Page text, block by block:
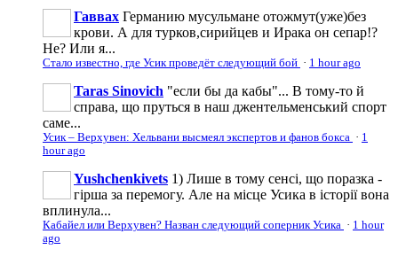
Гаввах Германию мусульмане отожмут(уже)без
крови. А для турков,сирийцев и Ирака он сепар!?
Не? Или я...
Стало известно, где Усик проведёт следующий бой · 1 hour ago
Taras Sinovich "если бы да кабы"... В тому-то й
справа, що пруться в наш джентельменський спорт
саме...
Усик – Верхувен: Хельвани высмеял экспертов и фанов бокса · 1
hour ago
Yushchenkivets 1) Лише в тому сенсі, що поразка -
гірша за перемогу. Але на місце Усика в історії вона
вплинула...
Кабайел или Верхувен? Назван следующий соперник Усика · 1 hour
ago